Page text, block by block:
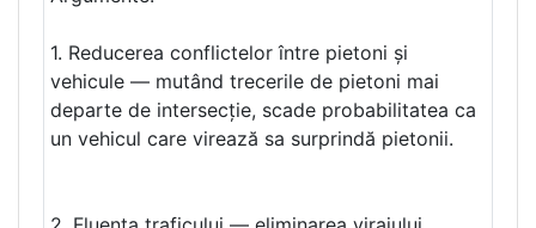
1. Reducerea conflictelor între pietoni și
vehicule — mutând trecerile de pietoni mai
departe de intersecție, scade probabilitatea ca
un vehicul care virează sa surprindă pietonii.